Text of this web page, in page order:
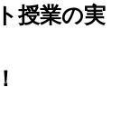
授業の実